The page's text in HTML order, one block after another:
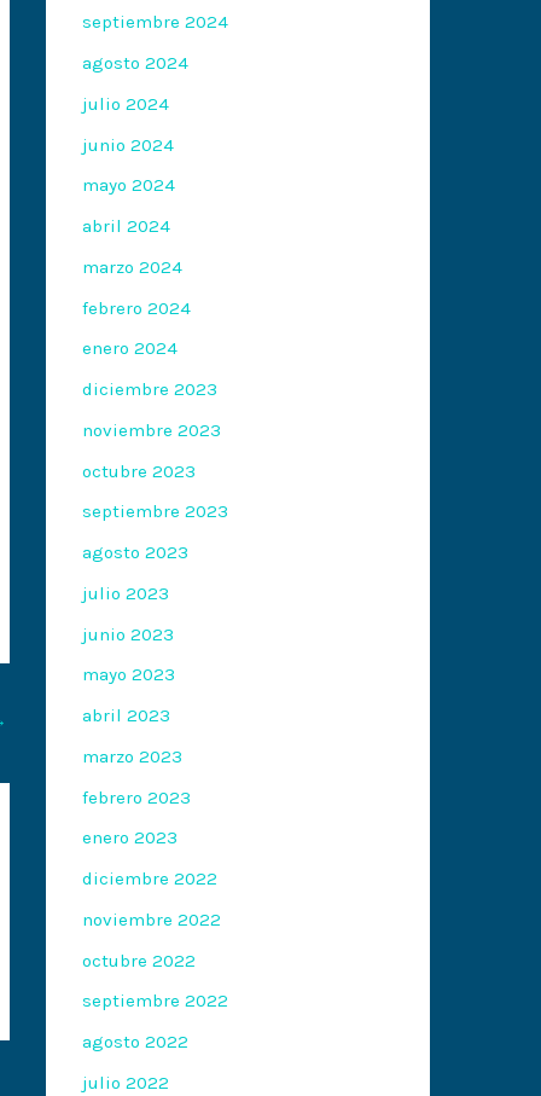
septiembre 2024
agosto 2024
julio 2024
junio 2024
mayo 2024
abril 2024
marzo 2024
febrero 2024
enero 2024
diciembre 2023
noviembre 2023
octubre 2023
septiembre 2023
agosto 2023
julio 2023
junio 2023
mayo 2023
abril 2023
marzo 2023
febrero 2023
enero 2023
diciembre 2022
noviembre 2022
octubre 2022
septiembre 2022
agosto 2022
julio 2022